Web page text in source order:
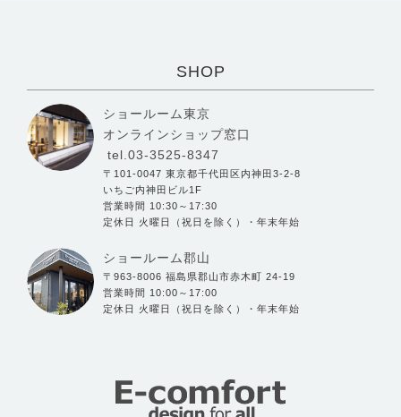
SHOP
ショールーム東京
オンラインショップ窓口
tel.03-3525-8347
〒101-0047 東京都千代田区内神田3-2-8
いちご内神田ビル1F
営業時間 10:30～17:30
定休日 火曜日（祝日を除く）・年末年始
ショールーム郡山
〒963-8006 福島県郡山市赤木町 24-19
営業時間 10:00～17:00
定休日 火曜日（祝日を除く）・年末年始